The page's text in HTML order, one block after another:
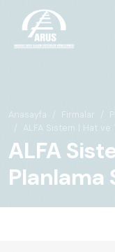
Anasayfa Firmalar
ALFA Sistem | Hat ve
ALFA
Planlama